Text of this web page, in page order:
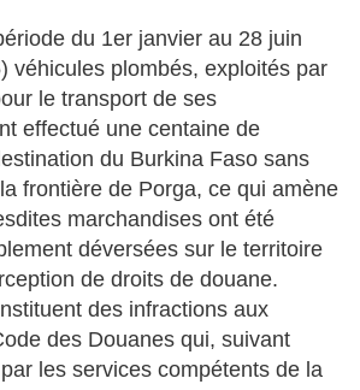
du 1er janvier au 28 juin
véhicules plombés, exploités par
le transport de ses
effectué une centaine de
du Burkina Faso sans
frontière de Porga, ce qui amène
marchandises ont été
déversées sur le territoire
de droits de douane.
des infractions aux
des Douanes qui, suivant
par les services compétents de la